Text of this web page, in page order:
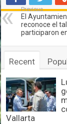
Previous
El
reconoce el
participaron
Recent
Vallarta